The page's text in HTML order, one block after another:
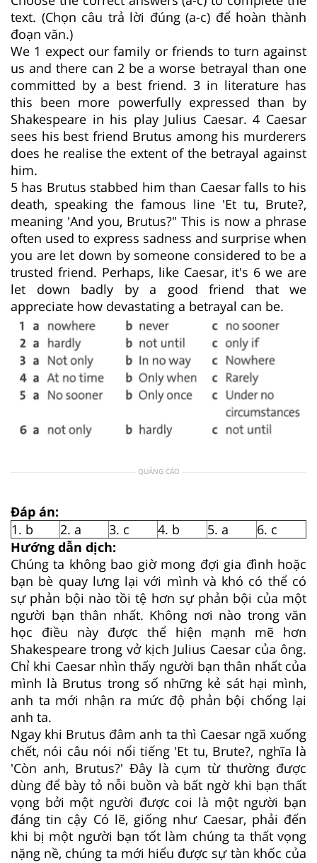
text. (Chọn câu trả lời đúng (a-c) để hoàn thành
đoạn văn.)
We 1 expect our family or friends to turn against
us and there can 2 be a worse betrayal than one
committed by a best friend. 3 in literature has
this been more powerfully expressed than by
Shakespeare in his play Julius Caesar. 4 Caesar
sees his best friend Brutus among his murderers
does he realise the extent of the betrayal against
him.
5 has Brutus stabbed him than Caesar falls to his
death, speaking the famous line 'Et tu, Brute?,
meaning 'And you, Brutus?" This is now a phrase
often used to express sadness and surprise when
you are let down by someone considered to be a
trusted friend. Perhaps, like Caesar, it's 6 we are
let down badly by a good friend that we
appreciate how devastating a betrayal can be.
QUẢNG CÁO
Đáp án:
1. b
2. a 3. c 4. b 5. a
6. c
Hướng dẫn dịch:
Chúng ta không bao giờ mong đợi gia đình hoặc
bạn bè quay lưng lại với mình và khó có thể có
sự phản bội nào tồi tệ hơn sự phản bội của một
người bạn thân nhất. Không nơi nào trong văn
học điều này được thể hiện mạnh mẽ hơn
Shakespeare trong vở kịch Julius Caesar của ông.
Chỉ khi Caesar nhìn thấy người bạn thân nhất của
mình là Brutus trong số những kẻ sát hại mình,
anh ta mới nhận ra mức độ phản bội chống lại
anh ta.
Ngay khi Brutus đâm anh ta thì Caesar ngã xuống
chết, nói câu nói nổi tiếng 'Et tu, Brute?, nghĩa là
'Còn anh, Brutus?' Đây là cụm từ thường được
dùng để bày tỏ nỗi buồn và bất ngờ khi bạn thất
vọng bởi một người được coi là một người bạn
đáng tin cậy Có lẽ, giống như Caesar, phải đến
khi bị một người bạn tốt làm chúng ta thất vọng
nặng nề, chúng ta mới hiểu được sự tàn khốc của